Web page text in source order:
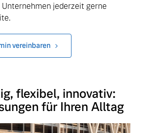
Unternehmen jederzeit gerne
vereinbaren
flexibel, innovativ:
für Ihren Alltag